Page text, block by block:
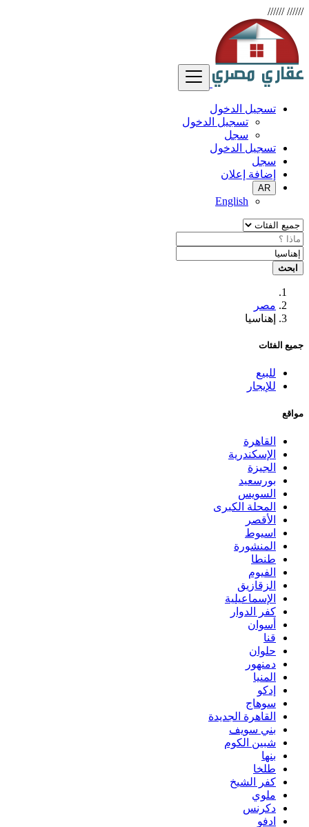
//////
//////
تسجيل الدخول
تسجيل الدخول
سجل
تسجيل الدخول
سجل
إضافة إعلان
AR
English
ابحث
مصر
إهناسيا
جميع الفئات
للبيع
للإيجار
مواقع
القاهرة
الإسكندرية
الجيزة
بورسعيد
السويس
المحلة الكبرى
الأقصر
اسيوط
المنشورة
طنطا
الفيوم
الزقازيق
الإسماعيلية
كفر الدوار
أسوان
قنا
حلوان
دمنهور
المنيا
إدكو
سوهاج
القاهرة الجديدة
بني سويف
شبين الكوم
بنها
طلخا
كفر الشيخ
ملوي
دكرنس
ادفو